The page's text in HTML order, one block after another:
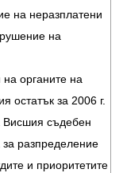
на неразплатени
на
органите на
остатък за 2006 г.
съдебен
разпределение
и приоритетите